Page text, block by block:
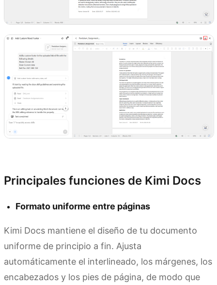
Principales funciones de Kimi Docs
Formato uniforme entre páginas
Kimi Docs mantiene el diseño de tu documento
uniforme de principio a fin. Ajusta
automáticamente el interlineado, los márgenes, los
encabezados y los pies de página, de modo que